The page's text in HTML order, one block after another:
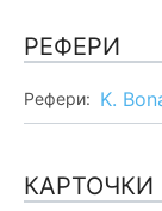
РЕФЕРИ
Рефери: K.
КАРТОЧКИ